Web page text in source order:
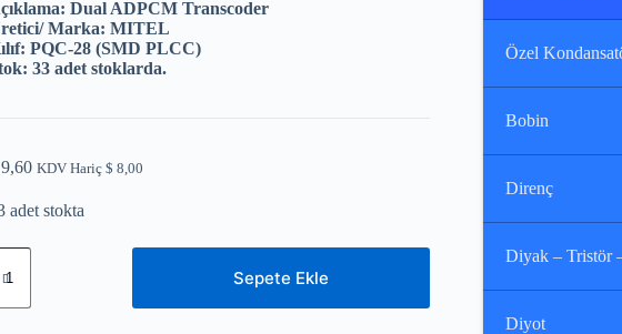
Dual ADPCM Transcoder
Marka: MITEL
PQC-28 (SMD PLCC)
33 adet stoklarda.
9,60 KDV Hariç$ 8,00
adet stokta
Sepete Ekle
Özel
Bobin
Direnç
Diyak – Tristör
Diyot